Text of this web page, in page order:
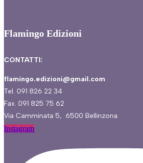
Flamingo Edizioni
CONTATTI:
flamingo.edizioni@gmail.com
Tel. 091 826 22 34
Fax. 091 825 75 62
Via Camminata 5, 6500 Bellinzona
Instagram